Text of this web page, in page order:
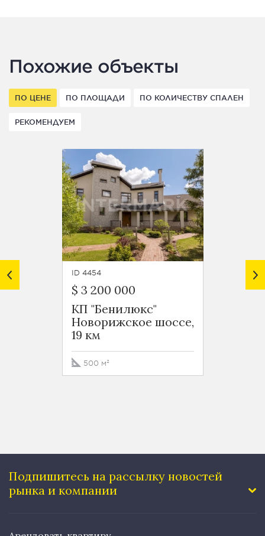
Похожие объекты
ПО ЦЕНЕ ПО ПЛОЩАДИ ПО КОЛИЧЕСТВУ СПАЛЕН
РЕКОМЕНДУЕМ
ID 4454
$ 3 200 000
КП "Бенилюкс"
Новорижское шоссе,
19 км
500 м²
ID 4504
$ 2
Подпишитесь на рассылку новостей
рынка и компании